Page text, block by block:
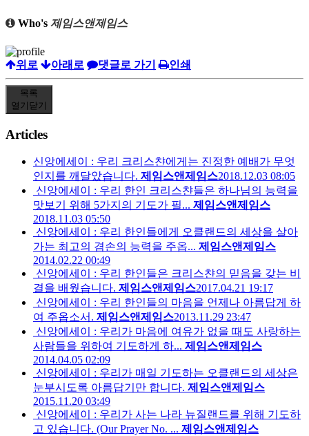
Who's 제임스앤제임스
위로 아래로 댓글로 가기 인쇄
목록
열기 닫기
Articles
신앙에세이 : 우리 크리스챤에게는 진정한 예배가 무엇
인지를 깨달았습니다. 제임스앤제임스2018.12.03 08:05
신앙에세이 : 우리 한인 크리스챤들은 하나님의 능력을
맛보기 위해 5가지의 기도가 필... 제임스앤제임스
2018.11.03 05:50
신앙에세이 : 우리 한인들에게 오클랜드의 세상을 살아
가는 최고의 겸손의 능력을 주옵... 제임스앤제임스
2014.02.22 00:49
신앙에세이 : 우리 한인들은 크리스챤의 믿음을 갖는 비
결을 배웠습니다. 제임스앤제임스2017.04.21 19:17
신앙에세이 : 우리 한인들의 마음을 언제나 아름답게 하
여 주옵소서. 제임스앤제임스2013.11.29 23:47
신앙에세이 : 우리가 마음에 여유가 없을 때도 사랑하는
사람들을 위하여 기도하게 하... 제임스앤제임스
2014.04.05 02:09
신앙에세이 : 우리가 매일 기도하는 오클랜드의 세상은
눈부시도록 아름답기만 합니다. 제임스앤제임스
2015.11.20 03:49
신앙에세이 : 우리가 사는 나라 뉴질랜드를 위해 기도하
고 있습니다. (Our Prayer No. ... 제임스앤제임스